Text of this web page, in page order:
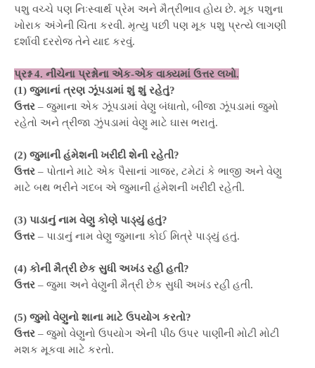
પશુ વચ્ચે પણ નિઃસ્વાર્થ પ્રેમ અને મૈત્રીભાવ હોય છે. મૂક પશુના
ખોરાક અંગેની ચિંતા કરવી. મૃત્યુ પછી પણ મૂક પશુ પ્રત્યે લાગણી
દર્શાવી દરરોજ તેને યાદ કરવું.
પ્રશ્ન 4. નીચેના પ્રશ્નોના એક-એક વાક્યમાં ઉત્તર લખો.
(1) જુમાનાં ત્રણ ઝૂંપડામાં શું શું રહેતું?
ઉત્તર – જુમાના એક ઝૂંપડામાં વેણુ બંધાતો, બીજા ઝૂંપડામાં જુમો
રહેતો અને ત્રીજા ઝુંપડામાં વેણુ માટે ઘાસ ભરાતું.
(2) જુમાની હંમેશની ખરીદી શેની રહેતી?
ઉત્તર – પોતાને માટે એક પૈસાનાં ગાજર, ટમેટાં કે ભાજી અને વેણુ
માટે બથ ભરીને ગદબ એ જુમાની હંમેશની ખરીદી રહેતી.
(3) પાડાનું નામ વેણુ કોણે પાડ્યું હતું?
ઉત્તર – પાડાનું નામ વેણુ જુમાના કોઈ મિત્રે પાડ્યું હતું.
(4) કોની મૈત્રી છેક સુધી અખંડ રહી હતી?
ઉત્તર – જુમા અને વેણુની મૈત્રી છેક સુધી અખંડ રહી હતી.
(5) જુમો વેણુનો શાના માટે ઉપયોગ કરતો?
ઉત્તર – જુમો વેણુનો ઉપયોગ એની પીઠ ઉપર પાણીની મોટી મોટી
મશક મૂકવા માટે કરતો.